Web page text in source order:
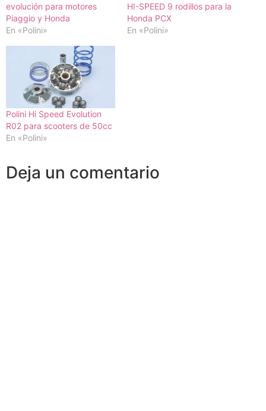
evolución para motores
Piaggio y Honda
En «Polini»
HI-SPEED 9 rodillos para la
Honda PCX
En «Polini»
Polini Hi Speed Evolution
R02 para scooters de 50cc
En «Polini»
Deja un comentario